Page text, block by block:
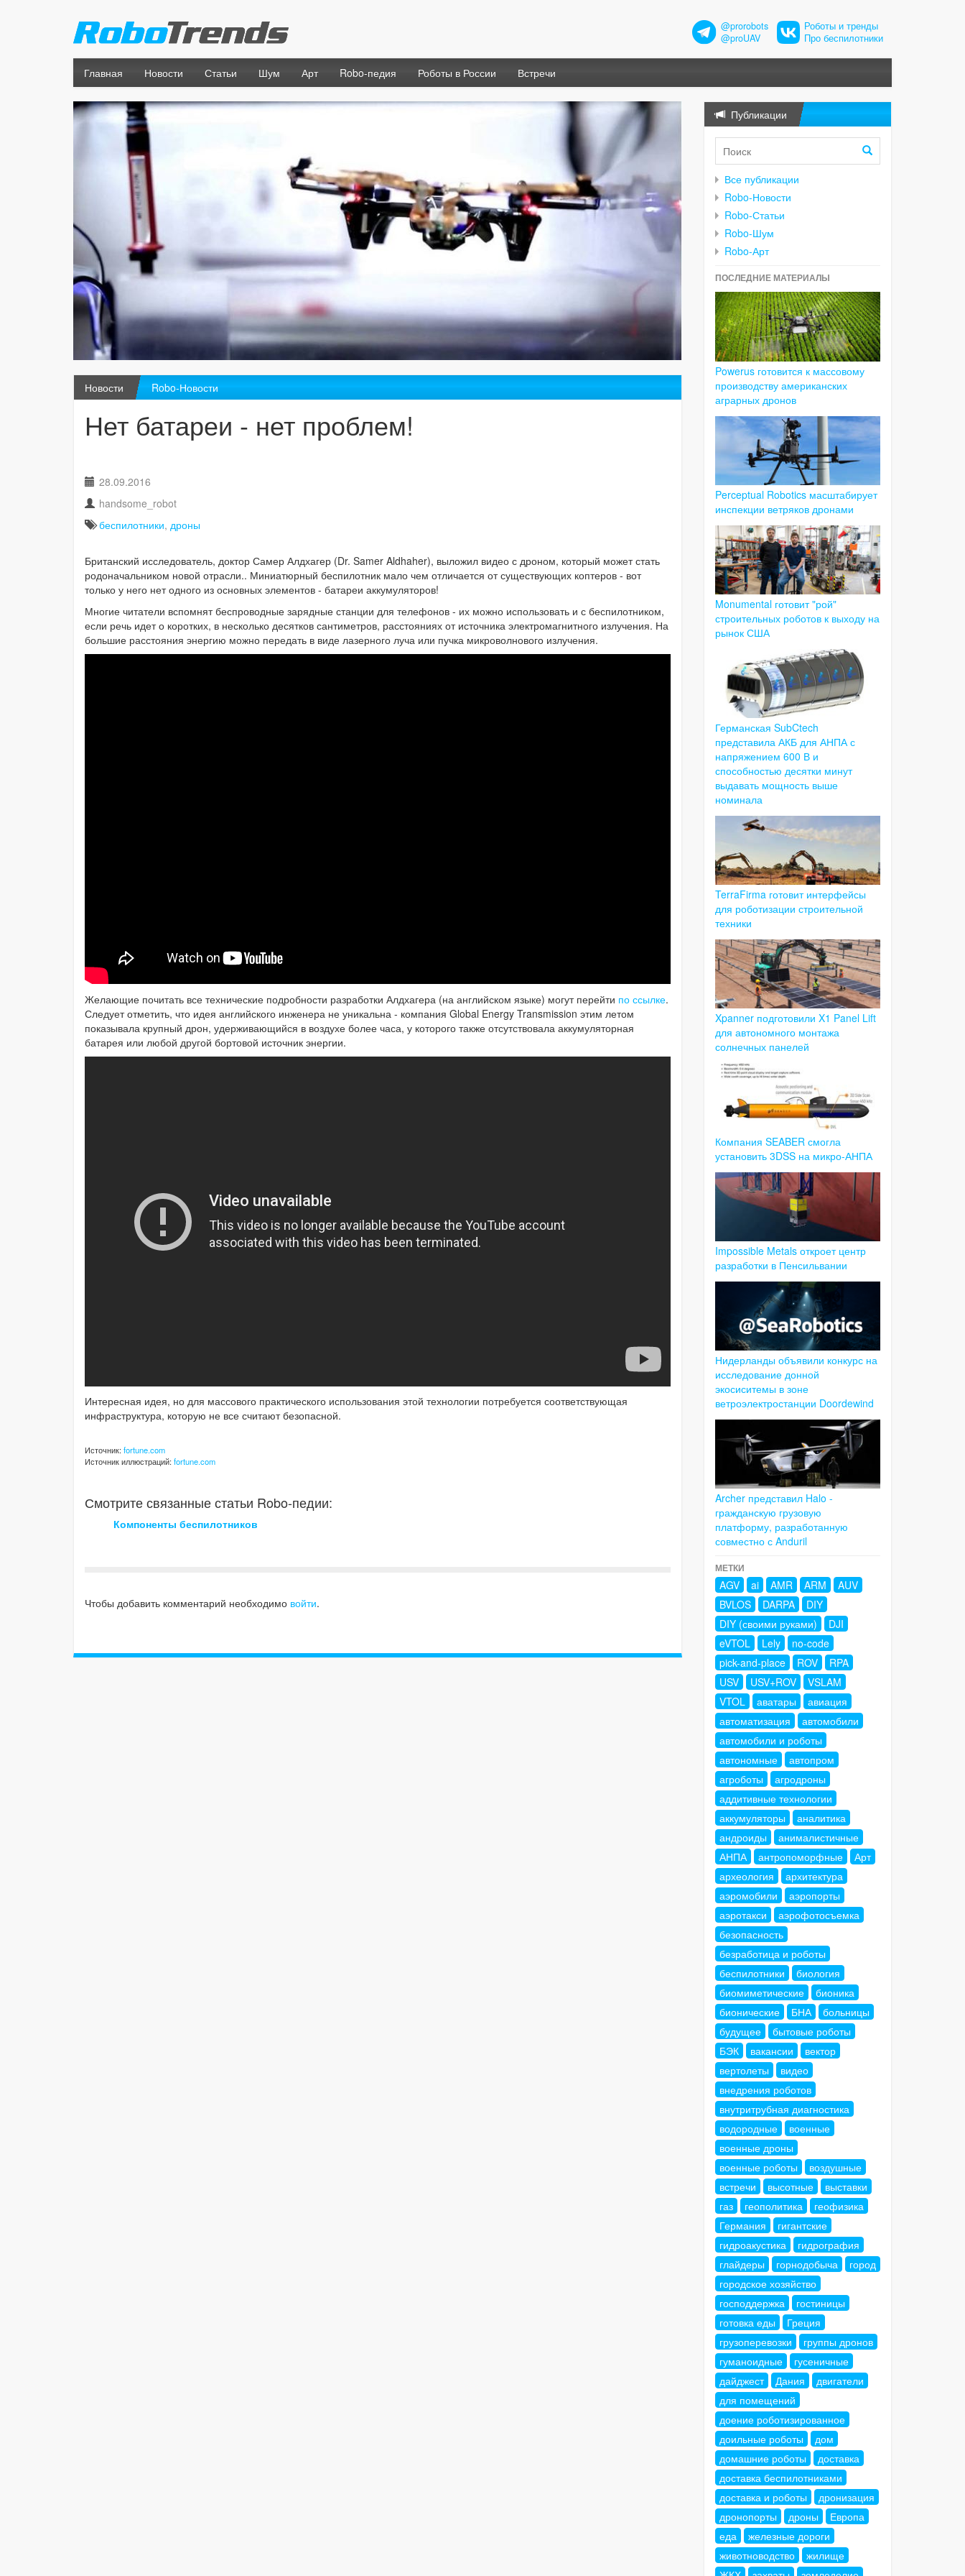
@prorobots
@proUAV
Роботы и тренды
Про беспилотники
Главная Новости Статьи Шум Арт Robo-педия Роботы в России Встречи
Новости Robo-Новости
Нет батареи - нет проблем!
28.09.2016
handsome_robot
беспилотники, дроны
Британский исследователь, доктор Самер Алдхагер (Dr. Samer Aldhaher), выложил видео с дроном, который может стать
родоначальником новой отрасли.. Миниатюрный беспилотник мало чем отличается от существующих коптеров - вот
только у него нет одного из основных элементов - батареи аккумуляторов!
Многие читатели вспомнят беспроводные зарядные станции для телефонов - их можно использовать и с беспилотником,
если речь идет о коротких, в несколько десятков сантиметров, расстояниях от источника электромагнитного излучения. На
большие расстояния энергию можно передать в виде лазерного луча или пучка микроволнового излучения.
Желающие почитать все технические подробности разработки Алдхагера (на английском языке) могут перейти по ссылке.
Следует отметить, что идея английского инженера не уникальна - компания Global Energy Transmission этим летом
показывала крупный дрон, удерживающийся в воздухе более часа, у которого также отсутствовала аккумуляторная
батарея или любой другой бортовой источник энергии.
Интересная идея, но для массового практического использования этой технологии потребуется соответствующая
инфраструктура, которую не все считают безопасной.
Источник:fortune.com
Источник иллюстраций:fortune.com
Смотрите связанные статьи Robo-педии:
Компоненты беспилотников
Чтобы добавить комментарий необходимо войти.
Публикации
Все публикации
Robo-Новости
Robo-Статьи
Robo-Шум
Robo-Арт
ПОСЛЕДНИЕ МАТЕРИАЛЫ
Powerus готовится к массовому
производству американских
аграрных дронов
Perceptual Robotics масштабирует
инспекции ветряков дронами
Monumental готовит "рой"
строительных роботов к выходу на
рынок США
Германская SubCtech
представила АКБ для АНПА с
напряжением 600 В и
способностью десятки минут
выдавать мощность выше
номинала
TerraFirma готовит интерфейсы
для роботизации строительной
техники
Xpanner подготовили X1 Panel Lift
для автономного монтажа
солнечных панелей
Компания SEABER смогла
установить 3DSS на микро-АНПА
Impossible Metals откроет центр
разработки в Пенсильвании
Нидерланды объявили конкурс на
исследование донной
экосиситемы в зоне
ветроэлектростанции Doordewind
Archer представил Halo -
гражданскую грузовую
платформу, разработанную
совместно с Anduril
МЕТКИ
AGV ai AMR ARM
AUV
BVLOS
DARPA
DIY
DIY (своими руками)
DJI
eVTOL
Lely
no-code
pick-and-place
ROV
RPA
USV
USV+ROV
VSLAM
VTOL
аватары
авиация
автоматизация
автомобили
автомобили и роботы
автономные
автопром
агроботы
агродроны
аддитивные технологии
аккумуляторы
аналитика
андроиды
анималистичные
АНПА
антропоморфные
Арт
археология
архитектура
аэромобили
аэропорты
аэротакси
аэрофотосъемка
безопасность
безработица и роботы
беспилотники
биология
биомиметические
бионика
бионические
БНА
больницы
будущее
бытовые роботы
БЭК
вакансии
вектор
вертолеты
видео
внедрения роботов
внутритрубная диагностика
водородные
военные
военные дроны
военные роботы
воздушные
встречи
высотные
выставки
газ
геополитика
геофизика
Германия
гигантские
гидроакустика
гидрография
глайдеры
горнодобыча
город
городское хозяйство
господдержка
гостиницы
готовка еды
Греция
грузоперевозки
группы дронов
гуманоидные
гусеничные
дайджест
Дания
двигатели
для помещений
доение роботизированное
доильные роботы
дом
домашние роботы
доставка
доставка беспилотниками
доставка и роботы
дронизация
дронопорты
дроны
Европа
еда
железные дороги
животноводство
жилище